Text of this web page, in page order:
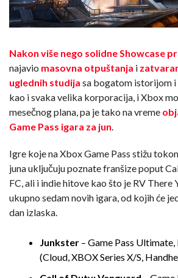
Nakon više nego solidne Showcase
najavio masovna otpuštanja i
uglednih studija sa bogatom istorijom i
kao i svaka velika korporacija, i Xbox
mesečnog plana, pa je tako na vreme
Game Pass igara za jun
Igre koje na Xbox Game Pass stižu
juna uključuju poznate franšize poput
FC, ali i indie hitove kao što je RV There
ukupno sedam novih igara, od kojih će
dan izlaska.
Junkster – Game Pass Ultimate,
(Cloud, XBOX Series X/S,